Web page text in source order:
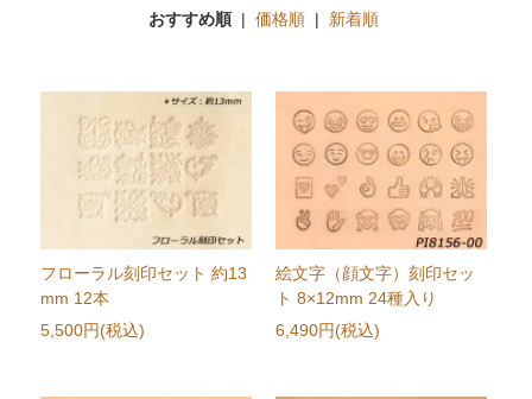
おすすめ順| 価格順| 新着順
フローラル刻印セット 約13
mm 12本
5,500円(税込)
絵文字（顔文字）刻印セッ
ト 8×12mm 24種入り
6,490円(税込)